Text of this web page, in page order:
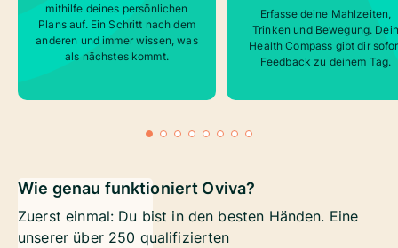
mithilfe deines persönlichen
Plans auf. Ein Schritt nach dem
anderen und immer wissen, was
als nächstes kommt.
Erfasse deine Mahlzeiten,
Trinken und Bewegung. Dein
Health Compass gibt dir
Feedback zu deinem Tag.
Wie genau funktioniert Oviva?
Zuerst einmal: Du bist in den besten Händen. Eine
unserer über 250 qualifizierten